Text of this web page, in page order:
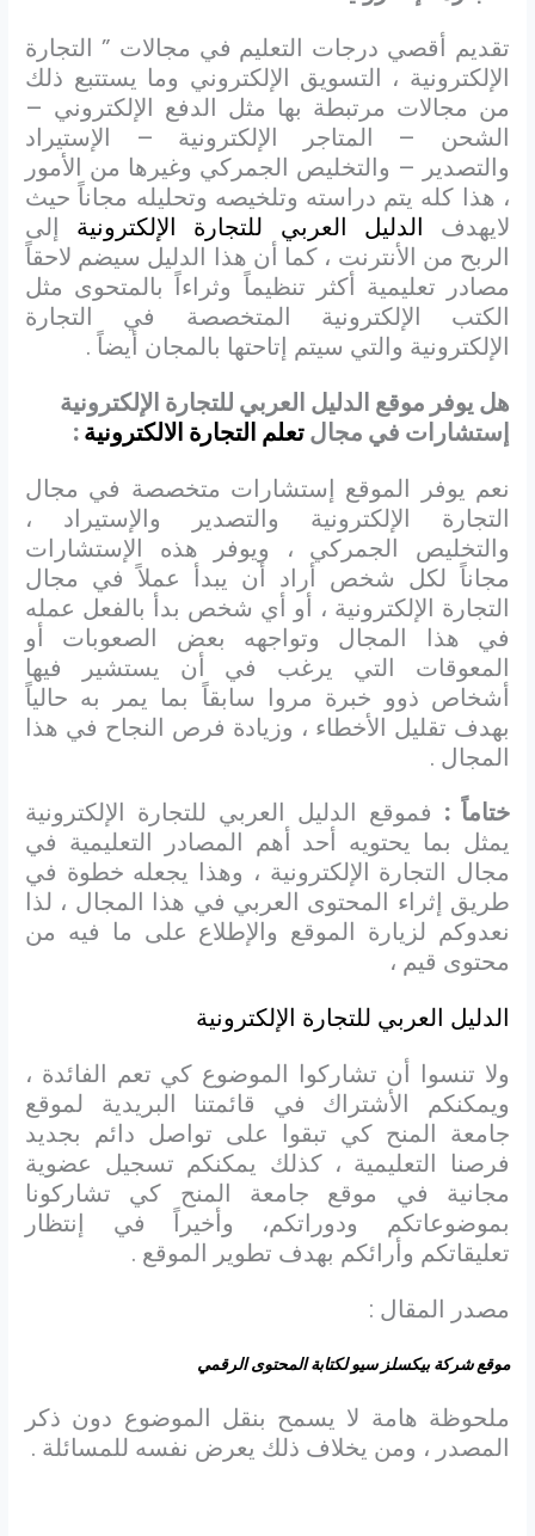
تقديم أقصي درجات التعليم في مجالات ” التجارة
الإلكترونية ، التسويق الإلكتروني وما يستتبع ذلك
من مجالات مرتبطة بها مثل الدفع الإلكتروني –
الشحن – المتاجر الإلكترونية – الإستيراد
والتصدير – والتخليص الجمركي وغيرها من الأمور
، هذا كله يتم دراسته وتلخيصه وتحليله مجاناً حيث
لايهدف الدليل العربي للتجارة الإلكترونية إلى
الربح من الأنترنت ، كما أن هذا الدليل سيضم لاحقاً
مصادر تعليمية أكثر تنظيماً وثراءاً بالمتحوى مثل
الكتب الإلكترونية المتخصصة في التجارة
الإلكترونية والتي سيتم إتاحتها بالمجان أيضاً .
هل يوفر موقع الدليل العربي للتجارة الإلكترونية
إستشارات في مجالتعلم التجارة الالكترونية:
نعم يوفر الموقع إستشارات متخصصة في مجال
التجارة الإلكترونية والتصدير والإستيراد ،
والتخليص الجمركي ، ويوفر هذه الإستشارات
مجاناً لكل شخص أراد أن يبدأ عملاً في مجال
التجارة الإلكترونية ، أو أي شخص بدأ بالفعل عمله
في هذا المجال وتواجهه بعض الصعوبات أو
المعوقات التي يرغب في أن يستشير فيها
أشخاص ذوو خبرة مروا سابقاً بما يمر به حالياً
بهدف تقليل الأخطاء ، وزيادة فرص النجاح في هذا
المجال .
ختاماً : فموقع الدليل العربي للتجارة الإلكترونية
يمثل بما يحتويه أحد أهم المصادر التعليمية في
مجال التجارة الإلكترونية ، وهذا يجعله خطوة في
طريق إثراء المحتوى العربي في هذا المجال ، لذا
نعدوكم لزيارة الموقع والإطلاع على ما فيه من
محتوى قيم ،
الدليل العربي للتجارة الإلكترونية
ولا تنسوا أن تشاركوا الموضوع كي تعم الفائدة ،
ويمكنكم الأشتراك في قائمتنا البريدية لموقع
جامعة المنح كي تبقوا على تواصل دائم بجديد
فرصنا التعليمية ، كذلك يمكنكم تسجيل عضوية
مجانية في موقع جامعة المنح كي تشاركونا
بموضوعاتكم ودوراتكم، وأخيراً في إنتظار
تعليقاتكم وأرائكم بهدف تطوير الموقع .
مصدر المقال :
موقع شركة بيكسلز سيو لكتابة المحتوى الرقمي
ملحوظة هامة لا يسمح بنقل الموضوع دون ذكر
المصدر ، ومن يخلاف ذلك يعرض نفسه للمسائلة .